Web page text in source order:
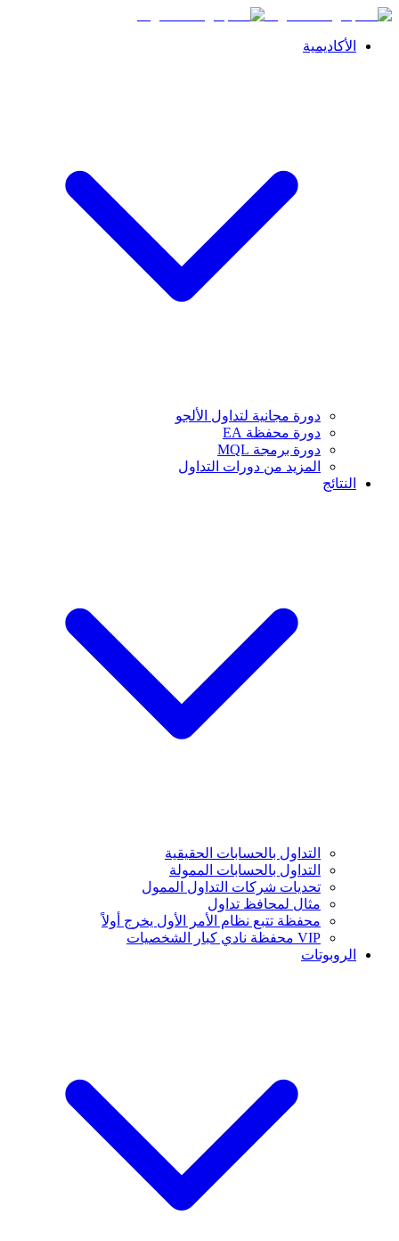
الأكاديمية
دورة مجانية لتداول الألجو
دورة محفظة EA
دورة برمجة MQL
المزيد من دورات التداول
النتائج
التداول بالحسابات الحقيقية
التداول بالحسابات الممولة
تحديات شركات التداول الممول
مثال لمحافظ تداول
محفظة تتبع نظام الأمر الأول يخرج أولاً
VIP محفظة نادي كبار الشخصيات
الروبوتات